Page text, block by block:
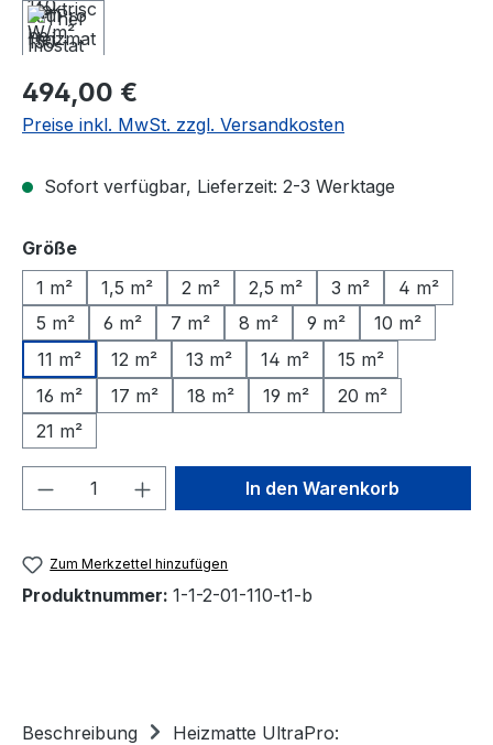
Regulärer Preis:
494,00 €
Preise inkl. MwSt. zzgl. Versandkosten
Sofort verfügbar, Lieferzeit: 2-3 Werktage
Größeauswählen
1 m²
1,5 m² 2 m² 2,5 m² 3 m²
4 m²
5 m²
6 m² 7 m² 8 m² 9 m²
10 m²
11 m²
12 m² 13 m² 14 m²
15 m²
16 m²
17 m² 18 m² 19 m²
20 m²
21 m²
Produkt Anzahl: Gib denIn den Warenkorb
Zum Merkzettel hinzufügen
Produktnummer: 1-1-2-01-110-t1-b
Beschreibung
Heizmatte UltraPro: